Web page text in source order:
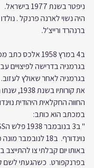
ניפטר בשנת 1977 בישראל.
ברנהרד ורייצ'ל.
ב4 במרץ 1958 אלכס
בגרמניה בדרישה לפיצויים
בגרמניה לאחר שאולץ
את קורותיו
החווה החקלאית היהודית
במכתב הוא כותב:
נוינדורף.  ב18
באותו יום קבלתי צו להתייצב
בפרנקפורט.  כשהגעתי לשם